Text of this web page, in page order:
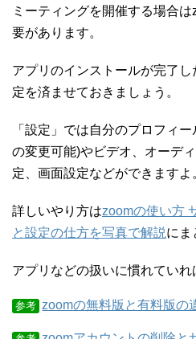
ミーティングを開催する場合
要があります。
アプリのインストールが完了
定を済ませておきましょう。
「設定」では自分のプロフィ
の変更可能)やビデオ、オーデ
定、画面設定などができますよ
詳しいやり方はzoomの使い方
と設定の仕方を写真で解説にま
アプリなどの扱いに慣れていれ
参考 zoomの無料版と有料版の